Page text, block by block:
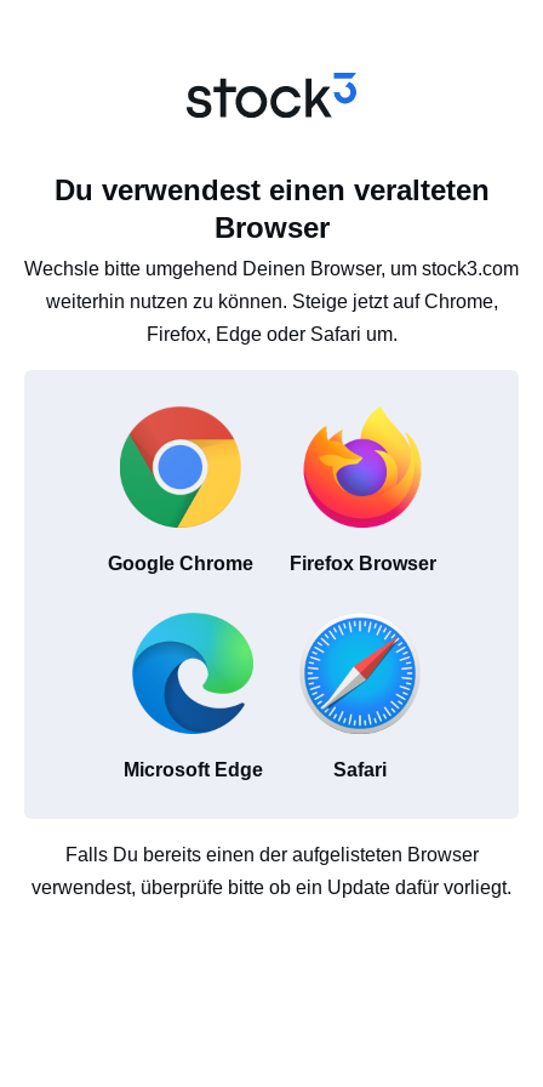
Du verwendest einen veralteten
Browser
Wechsle bitte umgehend Deinen Browser, um stock3.com
weiterhin nutzen zu können. Steige jetzt auf Chrome,
Firefox, Edge oder Safari um.
Google Chrome Firefox Browser
Microsoft Edge Safari
Falls Du bereits einen der aufgelisteten Browser
verwendest, überprüfe bitte ob ein Update dafür vorliegt.